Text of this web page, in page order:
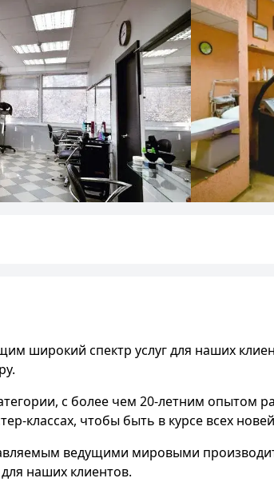
широкий спектр услуг для наших
с более чем 20-летним опытом
классах, чтобы быть в курсе всех
ведущими мировыми
наших клиентов.